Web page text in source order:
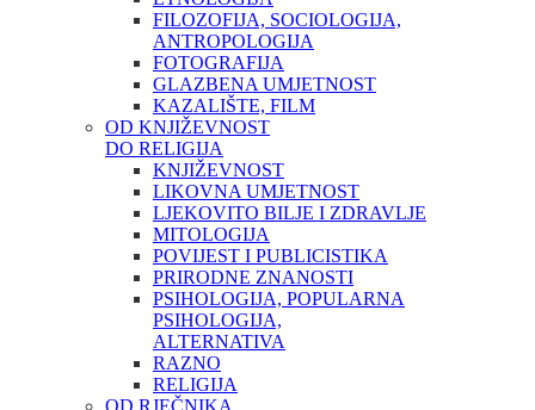
FILOZOFIJA, SOCIOLOGIJA,
ANTROPOLOGIJA
FOTOGRAFIJA
GLAZBENA UMJETNOST
KAZALIŠTE, FILM
OD KNJIŽEVNOST
DO RELIGIJA
KNJIŽEVNOST
LIKOVNA UMJETNOST
LJEKOVITO BILJE I ZDRAVLJE
MITOLOGIJA
POVIJEST I PUBLICISTIKA
PRIRODNE ZNANOSTI
PSIHOLOGIJA, POPULARNA
PSIHOLOGIJA,
ALTERNATIVA
RAZNO
RELIGIJA
OD RJEČNIKA